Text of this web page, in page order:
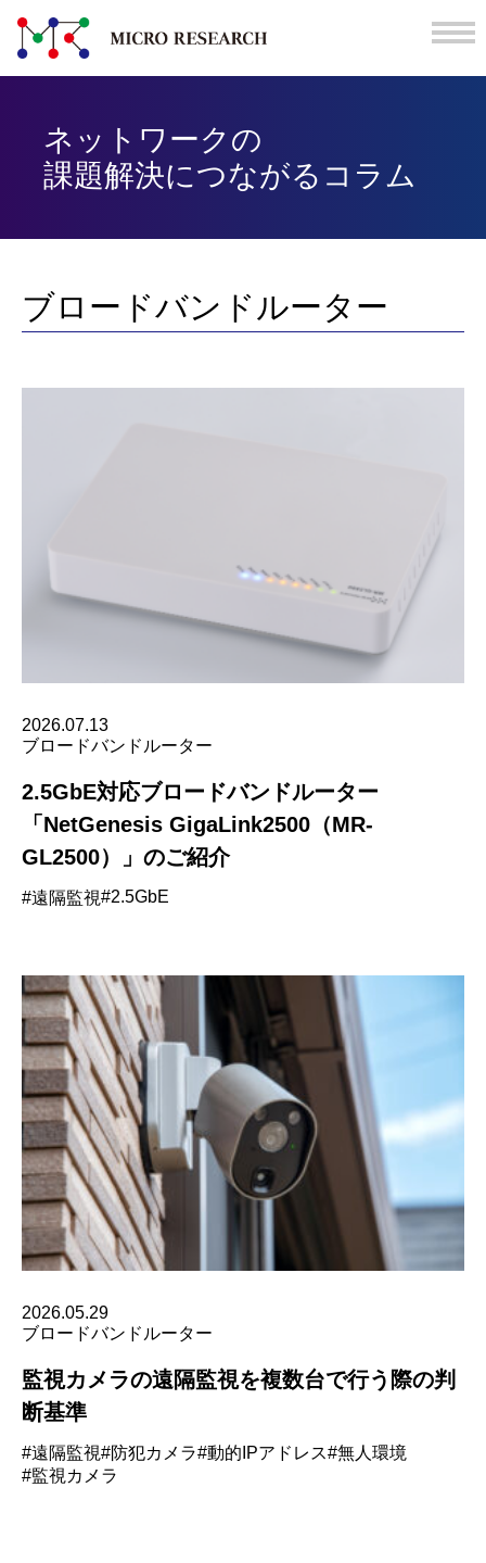
ネットワークの
課題解決につながる コラム
ブロードバンドルーター
2026.07.13
ブロードバンドルーター
2.5GbE対応ブロードバンドルーター
「NetGenesis GigaLink2500（MR-
GL2500）」のご紹介
#遠隔監視#2.5GbE
2026.05.29
ブロードバンドルーター
監視カメラの遠隔監視を複数台で行う際の判
断基準
#遠隔監視#防犯カメラ#動的IPアドレス#無人環境
#監視カメラ